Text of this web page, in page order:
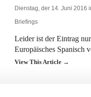
Dienstag, der 14. Juni 2016
Briefings
Leider ist der Eintrag
Europäisches Spanisch
View This Article →